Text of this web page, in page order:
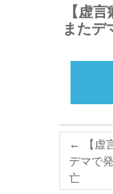
【虚
また
←
【虚
デマで
亡